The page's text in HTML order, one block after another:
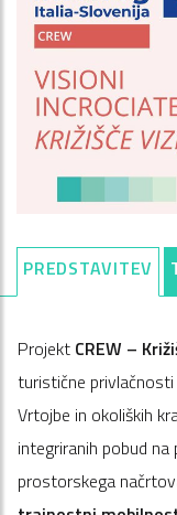
PREDSTAVITEV
Projekt CREW –
turistične
Vrtojbe in okoliških
integriranih pobud
prostorskega